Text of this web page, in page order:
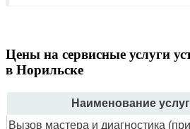
Цены на сервисные услуги
в Норильске
Наименование услуг
Вызов мастера и диагностика (при